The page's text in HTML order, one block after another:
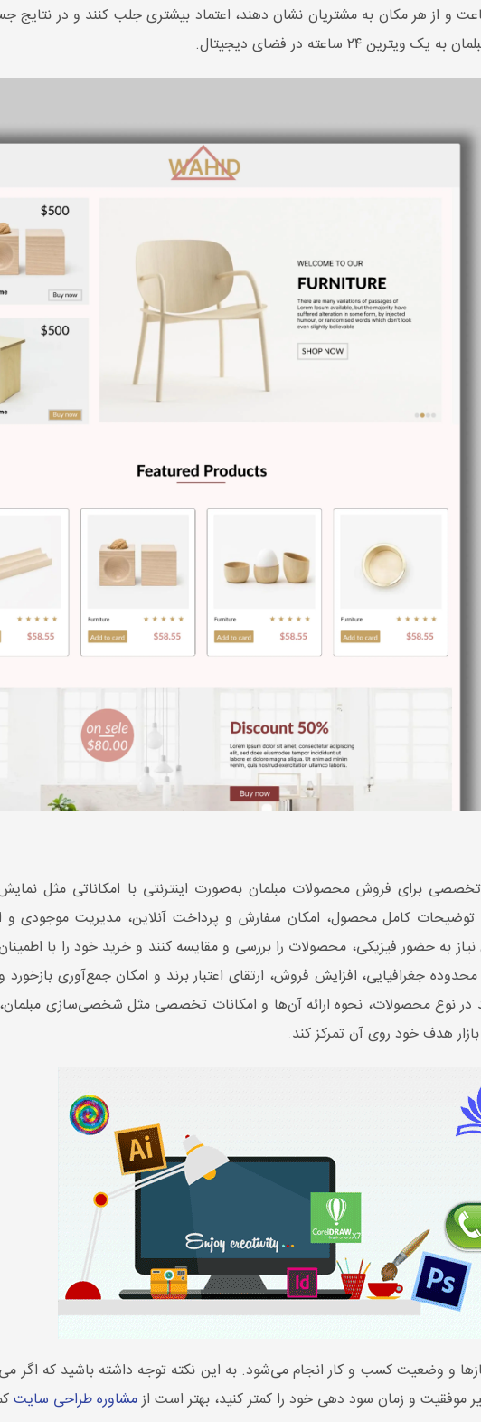
و از هر مکان به مشتریان نشان دهند، اعتماد بیشتری جلب کنند و در
ساعته در فضای دیجیتال.
برای فروش محصولات مبلمان به‌صورت اینترنتی با امکاناتی مثل نمایش
کامل محصول، امکان سفارش و پرداخت آنلاین، مدیریت موجودی و
به حضور فیزیکی، محصولات را بررسی و مقایسه کنند و خرید خود را با
جغرافیایی، افزایش فروش، ارتقای اعتبار برند و امکان جمع‌آوری
نوع محصولات، نحوه ارائه آن‌ها و امکانات تخصصی مثل شخصی‌سازی مبلمان،
هدف خود روی آن تمرکز کند.
و وضعیت کسب و کار انجام می‌شود. به این نکته توجه داشته باشید که اگر
موفقیت و زمان سود دهی خود را کمتر کنید، بهتر است ازمشاوره طراحی سایت